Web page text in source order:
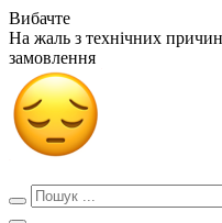
Вибачте
На жаль з технічних
замовлення